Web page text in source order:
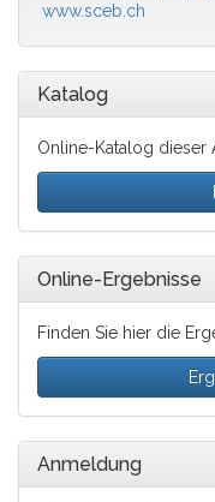
www.sceb.ch
Katalog
Online-Katalog dieser
Online-Ergebnisse
Finden Sie hier die
Anmeldung